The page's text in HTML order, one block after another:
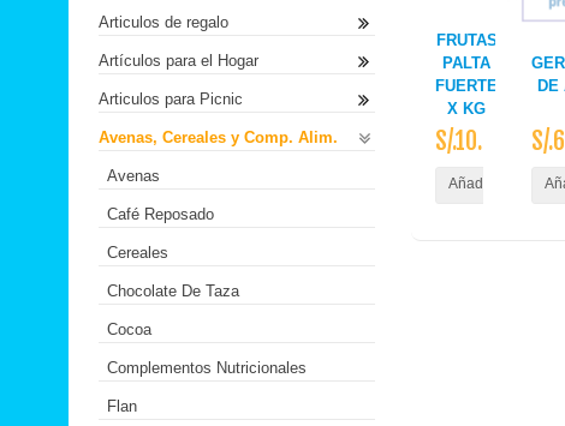
FRUTAS
PALTA
FUERTE
X KG
S/.10.60
Añadir al Carrito
DE
S/
Articulos de regalo
Artículos para el Hogar
Articulos para Picnic
Avenas, Cereales y Comp. Alim.
Avenas
Café Reposado
Cereales
Chocolate De Taza
Cocoa
Complementos Nutricionales
Flan